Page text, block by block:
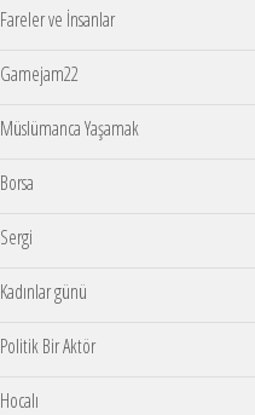
Fareler ve İnsanlar
Gamejam22
Müslümanca Yaşamak
Borsa
Sergi
Kadınlar günü
Politik Bir Aktör
Hocalı